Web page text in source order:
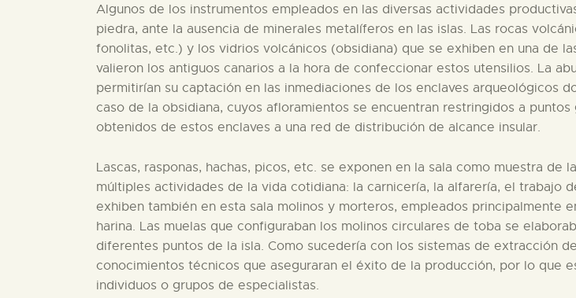
ESPAÑOL
Algunos de los instrumentos empleados en las diversas actividades
piedra, ante la ausencia de minerales metalíferos en las islas. Las rocas
fonolitas, etc.) y los vidrios volcánicos (obsidiana) que se exhiben en una de
valieron los antiguos canarios a la hora de confeccionar estos utensilios. La
permitirían su captación en las inmediaciones de los enclaves arqueológicos
caso de la obsidiana, cuyos afloramientos se encuentran restringidos a
obtenidos de estos enclaves a una red de distribución de alcance insular.
Lascas, rasponas, hachas, picos, etc. se exponen en la sala como muestra
múltiples actividades de la vida cotidiana: la carnicería, la alfarería, el trabajo
exhiben también en esta sala molinos y morteros, empleados principalmente
harina. Las muelas que configuraban los molinos circulares de toba se
diferentes puntos de la isla. Como sucedería con los sistemas de extracción
conocimientos técnicos que aseguraran el éxito de la producción, por lo que
individuos o grupos de especialistas.